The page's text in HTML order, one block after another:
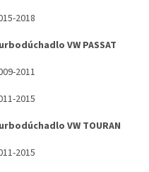
2018
VW PASSAT
2011
2015
VW TOURAN
2015